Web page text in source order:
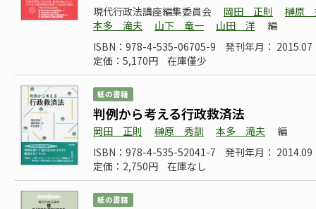
現代行政法講座編集委員会 岡田 正則
榊原
本多 滝夫
山下 竜一 山田 洋
編
ISBN：978-4-535-06705-9
発刊年月：
定価：5,170円
在庫僅少
紙の書籍
判例から考える行政救済法
岡田 正則 榊原 秀訓 本多 滝夫
編
ISBN：978-4-535-52041-7
発刊年月：
定価：2,750円
在庫なし
紙の書籍